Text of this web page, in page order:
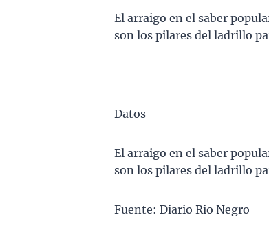
El arraigo en el saber
son los pilares del ladrillo
Datos
El arraigo en el saber
son los pilares del ladrillo
Fuente: Diario Rio Negro